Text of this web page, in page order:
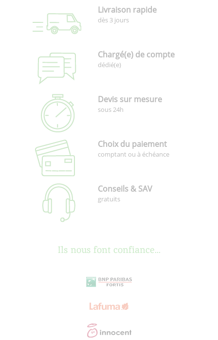
Livraison rapide
dès 3 jours
Chargé(e) de compte
dédié(e)
Devis sur mesure
sous 24h
Choix du paiement
comptant ou à échéance
Conseils & SAV
gratuits
Ils nous font confiance...